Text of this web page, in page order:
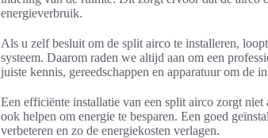
energieverbruik.
Als u zelf besluit om de split airco te installeren,
systeem. Daarom raden we altijd aan om een
juiste kennis, gereedschappen en apparatuur om de
Een efficiënte installatie van een split airco zorgt
ook helpen om energie te besparen. Een goed
verbeteren en zo de energiekosten verlagen.